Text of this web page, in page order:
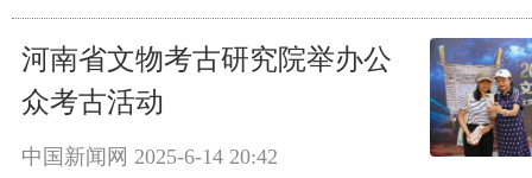
河南省文物考古研究院举办公
众考古活动
中国新闻网 2025-6-14 20:42